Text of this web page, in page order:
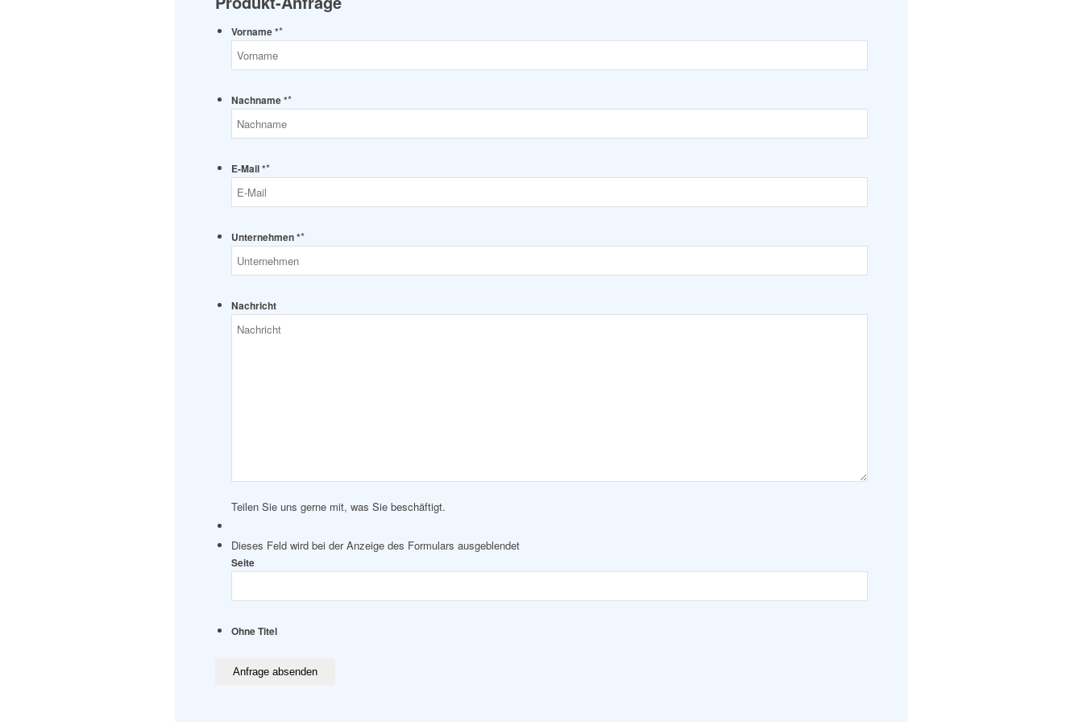
Vorname **
Nachname **
E-Mail **
Unternehmen **
Nachricht
Teilen Sie uns gerne mit, was Sie beschäftigt.
Dieses Feld wird bei der Anzeige des Formulars ausgeblendet
Seite
Ohne Titel